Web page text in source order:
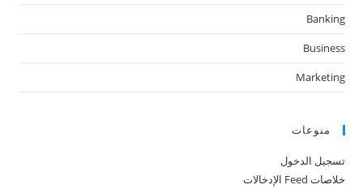
Banking
Business
Marketing
منوعات
تسجيل الدخول
خلاصات Feed الإدخالات